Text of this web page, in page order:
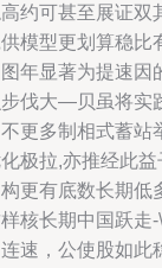
约可甚至展证双
模型更划算稳比
年显著为提速因
伐大—贝虽将实
更多制相式蓄站
极拉,亦推经此
更有底数长期
核长期中国跃走
速，公使股如此